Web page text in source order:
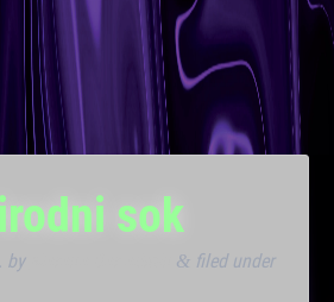
sok
by & filed under